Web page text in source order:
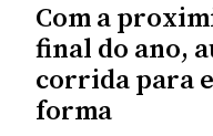
Com a
final do ano,
corrida para
forma